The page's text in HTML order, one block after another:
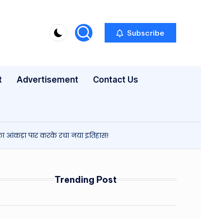
Subscribe
Advertisement Contact Us
आंकड़ा पार करके रचा नया इतिहास!
Trending Post